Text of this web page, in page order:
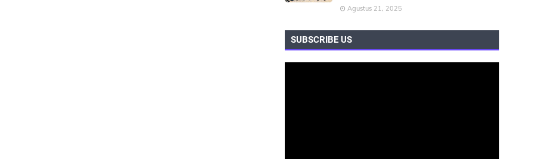
Agustus 21, 2025
SUBSCRIBE US